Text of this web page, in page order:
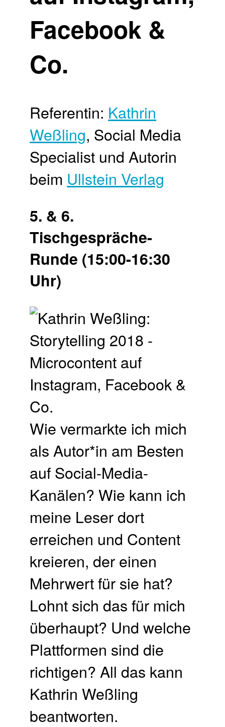
Facebook &
Co.
Referentin: Kathrin
Weßling, Social Media
Specialist und Autorin
beim Ullstein Verlag
5. & 6.
Tischgespräche-
Runde (15:00-16:30
Uhr)
Wie vermarkte ich mich
als Autor*in am Besten
auf Social-Media-
Kanälen? Wie kann ich
meine Leser dort
erreichen und Content
kreieren, der einen
Mehrwert für sie hat?
Lohnt sich das für mich
überhaupt? Und welche
Plattformen sind die
richtigen? All das kann
Kathrin Weßling
beantworten.